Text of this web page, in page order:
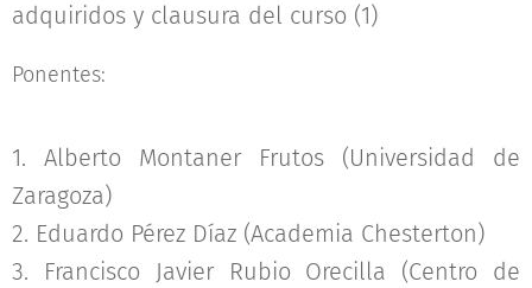
adquiridos y clausura del curso (1)
Ponentes:
1. Alberto Montaner Frutos (Universidad de
Zaragoza)
2. Eduardo Pérez Díaz (Academia Chesterton)
3. Francisco Javier Rubio Orecilla (Centro de